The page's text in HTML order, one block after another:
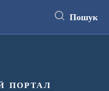
Пошук
портал